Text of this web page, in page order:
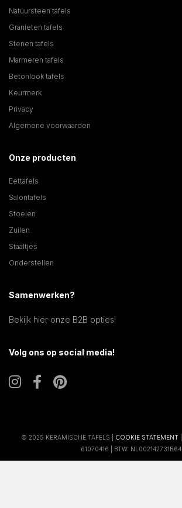
Natuursteen tafels
Granieten tafels
Stenen tafels
Marmeren tafels
Betonlook tafels
Keurmerk
Privacy
Algemene voorwaarden
Onze producten
Eettafels
Salontafels
Stoelen
Zuilen
Staaltjes
Onderstellen
Samenwerken?
Bekijk hier onze B2B opties!
Volg ons op social media!
© 2025 KERAMISCHE TAFELS | COOKIE STATEMENT
61070416 | BTW: NL002142731B64